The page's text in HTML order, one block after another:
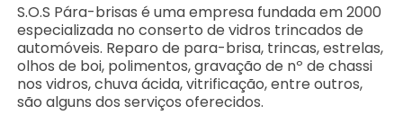
S.O.S Pára-brisas é uma empresa fundada em 2000
especializada no conserto de vidros trincados de
automóveis. Reparo de para-brisa, trincas, estrelas,
olhos de boi, polimentos, gravação de nº de chassi
nos vidros, chuva ácida, vitrificação, entre outros,
são alguns dos serviços oferecidos.